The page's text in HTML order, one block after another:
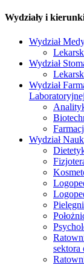
Wydziały i
Wydział
Wydział
Wydział
Laboratoryjnej
Wydział
sektora